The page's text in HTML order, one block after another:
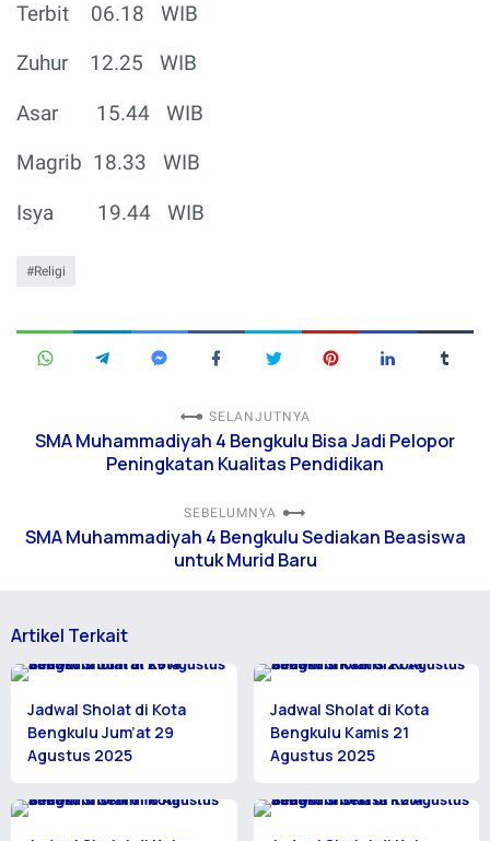
Terbit 06.18 WIB
Zuhur 12.25 WIB
Asar 15.44 WIB
Magrib 18.33 WIB
Isya 19.44 WIB
Religi
SELANJUTNYA
SMA Muhammadiyah 4 Bengkulu Bisa Jadi Pelopor
Peningkatan Kualitas Pendidikan
SEBELUMNYA
SMA Muhammadiyah 4 Bengkulu Sediakan Beasiswa
untuk Murid Baru
Artikel Terkait
Jadwal Sholat di Kota
Bengkulu Jum’at 29
Agustus 2025
Jadwal Sholat di Kota
Bengkulu Kamis 21
Agustus 2025